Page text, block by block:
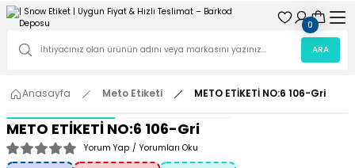
ARA
0
Anasayfa Meto Etiketi METO ETİKETİ NO:6 106-Gri
METO ETİKETİ NO:6 106-Gri
Yorum Yap / Yorumları Oku